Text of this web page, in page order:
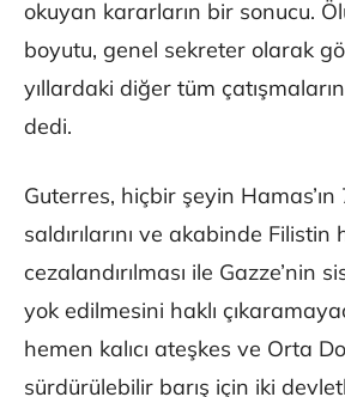
okuyan kararların bir sonucu.
boyutu, genel sekreter olarak
yıllardaki diğer tüm
dedi.
Guterres, hiçbir şeyin Hamas’ın
saldırılarını ve akabinde Filistin
cezalandırılması ile Gazze’nin
yok edilmesini haklı
hemen kalıcı ateşkes ve Orta
sürdürülebilir barış için iki